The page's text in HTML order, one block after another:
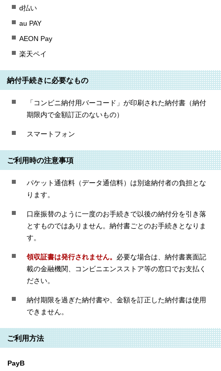
d払い
au PAY
AEON Pay
楽天ペイ
納付手続きに必要なもの
「コンビニ納付用バーコード」が印刷された納付書（納付
期限内で金額訂正のないもの）
スマートフォン
ご利用時の注意事項
パケット通信料（データ通信料）は別途納付者の負担とな
ります。
口座振替のように一度のお手続きで以後の納付分を引き落
とすものではありません。納付書ごとのお手続きとなりま
す。
領収証書は発行されません。 必要な場合は、納付書裏面記
載の金融機関、コンビニエンスストア等の窓口でお支払く
ださい。
納付期限を過ぎた納付書や、金額を訂正した納付書は使用
できません。
ご利用方法
PayB